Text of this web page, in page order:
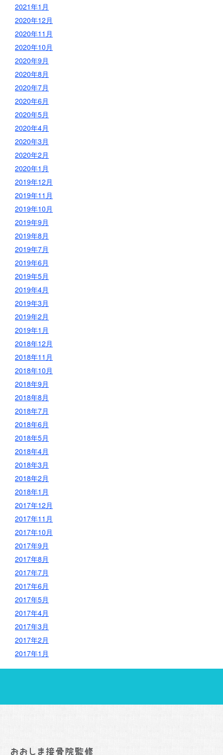
2021年1月
2020年12月
2020年11月
2020年10月
2020年9月
2020年8月
2020年7月
2020年6月
2020年5月
2020年4月
2020年3月
2020年2月
2020年1月
2019年12月
2019年11月
2019年10月
2019年9月
2019年8月
2019年7月
2019年6月
2019年5月
2019年4月
2019年3月
2019年2月
2019年1月
2018年12月
2018年11月
2018年10月
2018年9月
2018年8月
2018年7月
2018年6月
2018年5月
2018年4月
2018年3月
2018年2月
2018年1月
2017年12月
2017年11月
2017年10月
2017年9月
2017年8月
2017年7月
2017年6月
2017年5月
2017年4月
2017年3月
2017年2月
2017年1月